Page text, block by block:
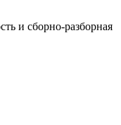
и сборно-разборная